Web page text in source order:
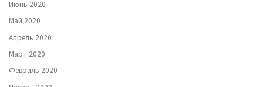
Июнь 2020
Май 2020
Апрель 2020
Март 2020
Февраль 2020